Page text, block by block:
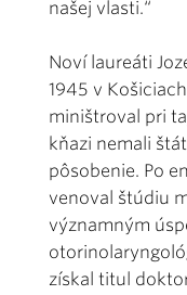
našej vlasti.“
Noví laureáti
1945 v
miništroval pri
kňazi nemali
pôsobenie. Po
venoval štúdiu
významným
získal titul